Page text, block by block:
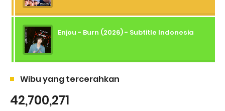
Enjou - Burn (2026) - Subtitle Indonesia
Wibu yang tercerahkan
42,700,271